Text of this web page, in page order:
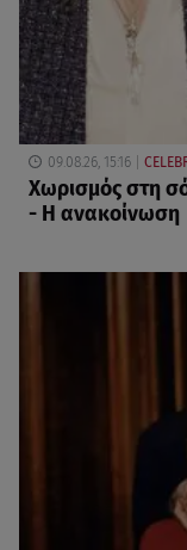
09.08.26, 15:16
Χωρισμός στη
- Η ανακοίνωση